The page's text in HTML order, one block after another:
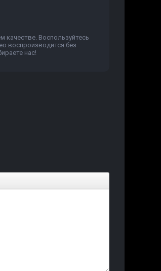
Воспользуйтесь
воспроизводится без
нас!